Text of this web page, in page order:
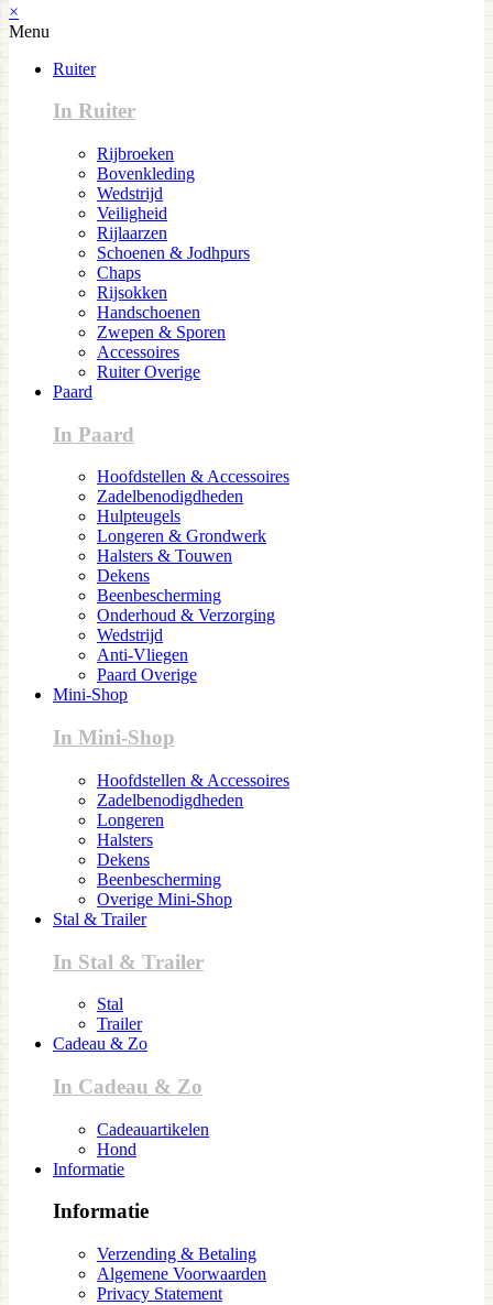
×
Menu
Ruiter
In Ruiter
Rijbroeken
Bovenkleding
Wedstrijd
Veiligheid
Rijlaarzen
Schoenen & Jodhpurs
Chaps
Rijsokken
Handschoenen
Zwepen & Sporen
Accessoires
Ruiter Overige
Paard
In Paard
Hoofdstellen & Accessoires
Zadelbenodigdheden
Hulpteugels
Longeren & Grondwerk
Halsters & Touwen
Dekens
Beenbescherming
Onderhoud & Verzorging
Wedstrijd
Anti-Vliegen
Paard Overige
Mini-Shop
In Mini-Shop
Hoofdstellen & Accessoires
Zadelbenodigdheden
Longeren
Halsters
Dekens
Beenbescherming
Overige Mini-Shop
Stal & Trailer
In Stal & Trailer
Stal
Trailer
Cadeau & Zo
In Cadeau & Zo
Cadeauartikelen
Hond
Informatie
Informatie
Verzending & Betaling
Algemene Voorwaarden
Privacy Statement